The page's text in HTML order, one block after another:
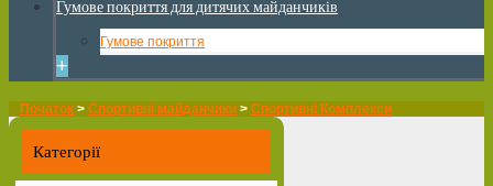
Гумове покриття для дитячих майданчиків
Гумове покриття
+
Початок > Спортивні майданчики > Спортивні Комплекси
Категорії